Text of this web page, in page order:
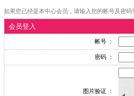
如果您已经是本中心会员，请输入您的帐号及密
会员登入
帐号 ：
密码 ：
图片验证 ：